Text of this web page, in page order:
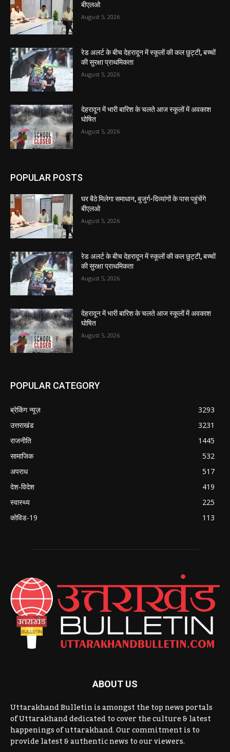
बीएलओ
August 5, 2026
रेड अलर्ट के बीच देहरादून में स्कूलों की कल छुट्टी, बच्चों
की सुरक्षा प्राथमिकता
August 5, 2026
देहरादून में भारी बारिश के चलते आज स्कूलों में अवकाश
घोषित
August 5, 2026
POPULAR POSTS
घर बैठे मिलेगा समाधान, बुजुर्ग-दिव्यांगों के पास पहुंचेंगे
बीएलओ
August 5, 2026
रेड अलर्ट के बीच देहरादून में स्कूलों की कल छुट्टी, बच्चों
की सुरक्षा प्राथमिकता
August 5, 2026
देहरादून में भारी बारिश के चलते आज स्कूलों में अवकाश
घोषित
August 5, 2026
POPULAR CATEGORY
ब्रेकिंग न्यूज़
3293
उत्तराखंड
3231
राजनीति
1445
सामाजिक
532
अपराध
517
देश-विदेश
419
स्वास्थ्य
225
कोविड-19
113
ABOUT US
Uttarakhand Bulletin is amongst the top news portals
of Uttarakhand dedicated to cover the culture & latest
happenings of uttarakhand. Our commitment is to
provide latest & authentic news to our viewers.